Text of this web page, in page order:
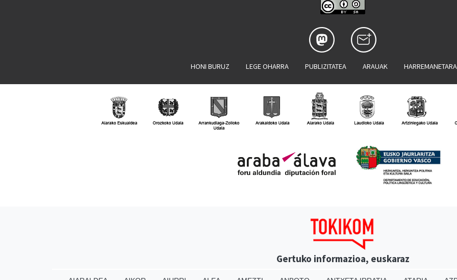
HONI BURUZ LEGE OHARRA PUBLIZITATEA ARAUAK
Gertuko informazioa, euskaraz